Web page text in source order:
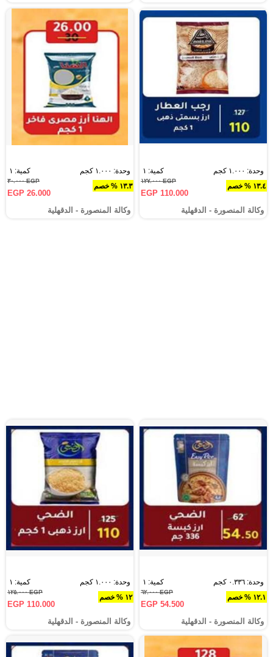
وحدة: ١.٠٠٠ كجم
كمية: ١
١٣.٤ % خصم
EGP ١٢٧.٠٠٠
EGP 110.000
وكالة المنصورة - الدقهلية‎
وحدة: ١.٠٠٠ كجم
كمية: ١
١٣.٣ % خصم
EGP ٣٠.٠٠٠
EGP 26.000
وكالة المنصورة - الدقهلية‎
وحدة: ٠.٣٣٦ كجم
كمية: ١
١٢.١ % خصم
EGP ٦٢.٠٠٠
EGP 54.500
وكالة المنصورة - الدقهلية‎
وحدة: ١.٠٠٠ كجم
كمية: ١
١٢ % خصم
EGP ١٢٥.٠٠٠
EGP 110.000
وكالة المنصورة - الدقهلية‎